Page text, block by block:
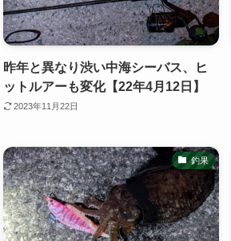
昨年と異なり渋い中海シーバス、ヒ
ットルアーも変化【22年4月12日】
2023年11月22日
釣果